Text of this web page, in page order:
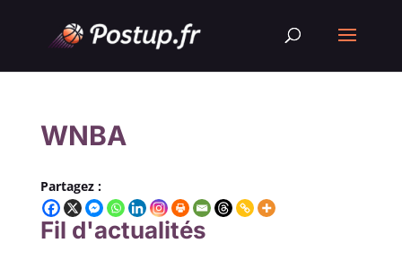
WNBA
Partagez :
Fil d'actualités